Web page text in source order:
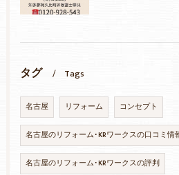
タグ Tags
名古屋 リフォーム コンセプト
名古屋のリフォーム･KRワークスの口コミ情
名古屋のリフォーム･KRワークスの評判